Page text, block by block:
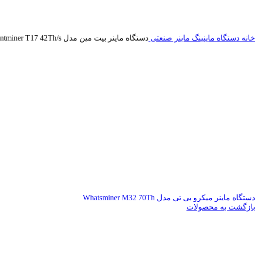
خانه دستگاه ماینینگ ماینر صنعتی دستگاه ماینر بیت مین مدل Antminer T17 42Th/s
دستگاه ماینر میکرو بی تی مدل Whatsminer M32 70Th
بازگشت به محصولات